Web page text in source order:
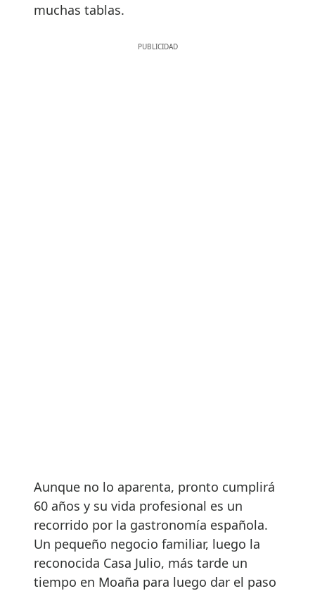
muchas tablas.
Aunque no lo aparenta, pronto cumplirá
60 años y su vida profesional es un
recorrido por la gastronomía española.
Un pequeño negocio familiar, luego la
reconocida Casa Julio, más tarde un
tiempo en Moaña para luego dar el paso